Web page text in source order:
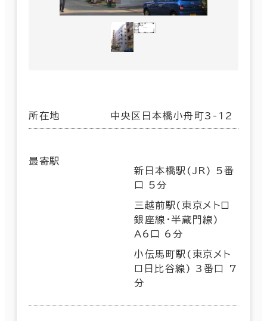
所在地 中央区日本橋小舟町3-12
最寄駅
新日本橋駅(JR) 5番
口 5分
三越前駅(東京メトロ
銀座線･半蔵門線)
A6口 6分
小伝馬町駅(東京メト
ロ日比谷線) 3番口 7
分